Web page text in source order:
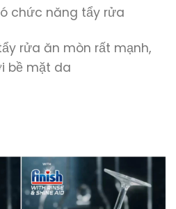
chức năng tẩy rửa
rửa ăn mòn rất mạnh,
bề mặt da